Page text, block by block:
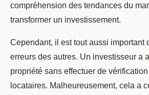
compréhension des tendances du
transformer un investissement.
Cependant, il est tout aussi important
erreurs des autres. Un investisseur a
propriété sans effectuer de
locataires. Malheureusement, cela a